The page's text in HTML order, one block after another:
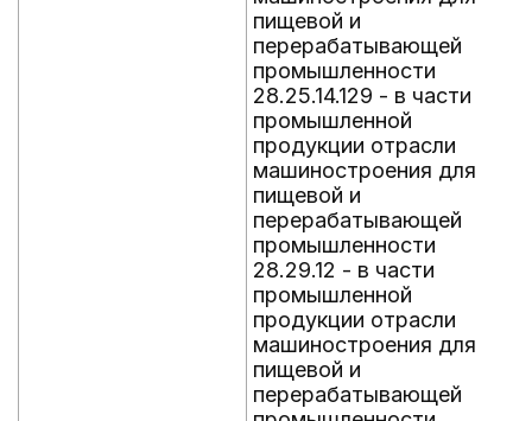
пищевой и
перерабатывающей
промышленности
28.25.14.129 - в части
промышленной
продукции отрасли
машиностроения для
пищевой и
перерабатывающей
промышленности
28.29.12 - в части
промышленной
продукции отрасли
машиностроения для
пищевой и
перерабатывающей